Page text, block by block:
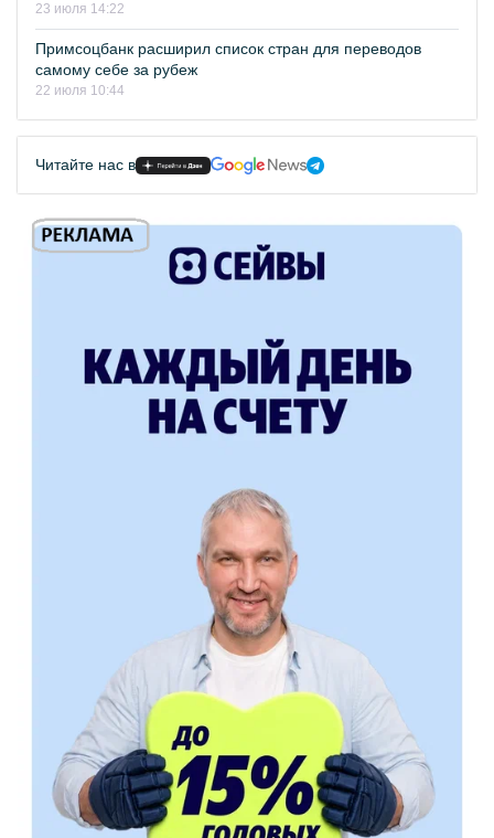
23 июля 14:22
Примсоцбанк расширил список стран для переводов
самому себе за рубеж
22 июля 10:44
Читайте нас в